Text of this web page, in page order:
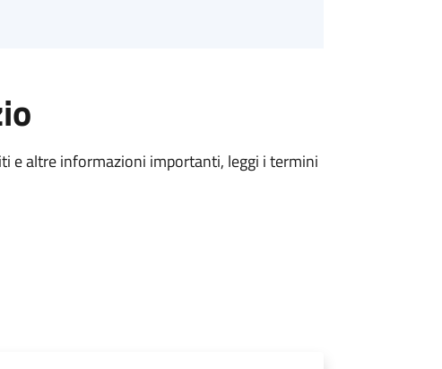
e altre informazioni importanti, leggi i termini